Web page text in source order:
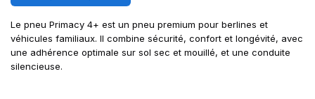
Le pneu Primacy 4+ est un pneu premium pour berlines et
véhicules familiaux. Il combine sécurité, confort et longévité, avec
une adhérence optimale sur sol sec et mouillé, et une conduite
silencieuse.